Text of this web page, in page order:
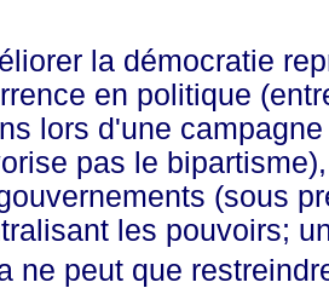
la démocratie
en politique
lors d'une
pas le
(sous
les pouvoirs;
ne peut que